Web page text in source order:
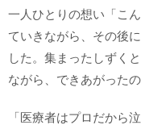
一人ひとりの想い「こ
ていきながら、その後
した。集まったしずく
ながら、できあがった
「医療者はプロだから